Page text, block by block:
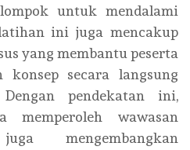
untuk mendalami
ini juga mencakup
yang membantu peserta
konsep secara langsung
pendekatan ini,
wawasan
mengembangkan